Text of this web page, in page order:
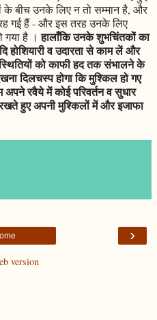
के बीच उनके लिए न तो सम्मान है, और
रह गई हैं - और इस तरह उनके लिए
गया है ।हालाँकि उनके शुभचिंतकों का
होशियारी व उदारता से काम लें और
को काफी हद तक संभालने के
दिलचस्प होगा कि मुश्किल हो गए
रवैये में कोई परिवर्तन व सुधार
हुए अपनी मुश्किलों में और इजाफा
›
version